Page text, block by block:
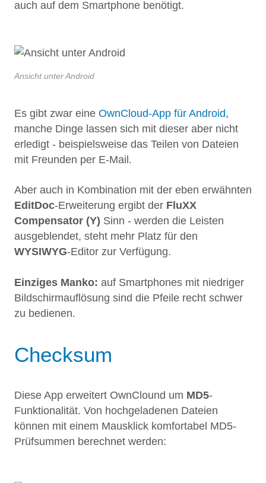
auch auf dem Smartphone benötigt.
Ansicht unter Android
Es gibt zwar eine OwnCloud-App für Android,
manche Dinge lassen sich mit dieser aber nicht
erledigt - beispielsweise das Teilen von Dateien
mit Freunden per E-Mail.
Aber auch in Kombination mit der eben erwähnten
EditDoc-Erweiterung ergibt der FluXX
Compensator (Y) Sinn - werden die Leisten
ausgeblendet, steht mehr Platz für den
WYSIWYG-Editor zur Verfügung.
Einziges Manko: auf Smartphones mit niedriger
Bildschirmauflösung sind die Pfeile recht schwer
zu bedienen.
Checksum
Diese App erweitert OwnClound um MD5-
Funktionalität. Von hochgeladenen Dateien
können mit einem Mausklick komfortabel MD5-
Prüfsummen berechnet werden: